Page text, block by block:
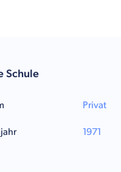
Schule
Privat
1971